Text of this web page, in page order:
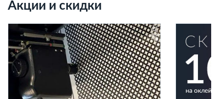
Акции и скидки